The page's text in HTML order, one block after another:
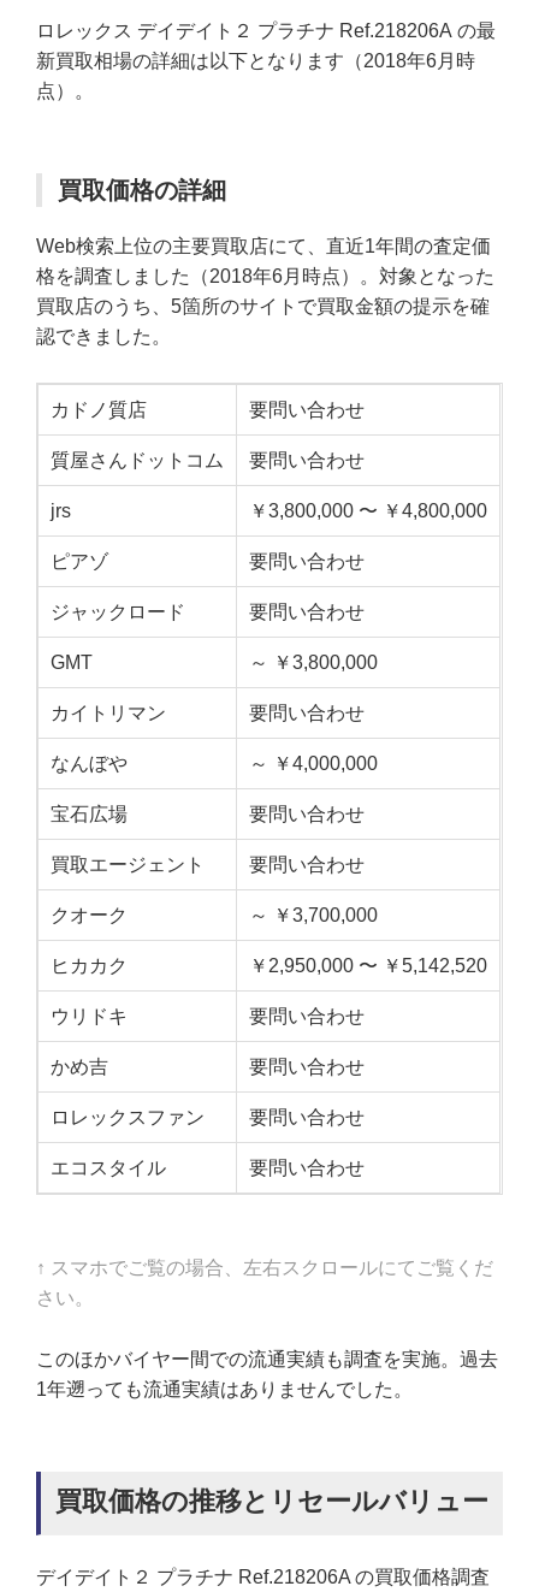
ロレックス デイデイト２ プラチナ Ref.218206A の最
新買取相場の詳細は以下となります（2018年6月時
点）。
買取価格の詳細
Web検索上位の主要買取店にて、直近1年間の査定価
格を調査しました（2018年6月時点）。対象となった
買取店のうち、5箇所のサイトで買取金額の提示を確
認できました。
カドノ質店 要問い合わせ
質屋さんドットコム 要問い合わせ
jrs ￥3,800,000 〜 ￥4,800,000
ピアゾ 要問い合わせ
ジャックロード 要問い合わせ
GMT ～ ￥3,800,000
カイトリマン 要問い合わせ
なんぼや ～ ￥4,000,000
宝石広場 要問い合わせ
買取エージェント 要問い合わせ
クオーク ～ ￥3,700,000
ヒカカク ￥2,950,000 〜 ￥5,142,520
ウリドキ 要問い合わせ
かめ吉 要問い合わせ
ロレックスファン 要問い合わせ
エコスタイル 要問い合わせ
↑ スマホでご覧の場合、左右スクロールにてご覧くだ
さい。
このほかバイヤー間での流通実績も調査を実施。過去
1年遡っても流通実績はありませんでした。
買取価格の推移とリセールバリュー
デイデイト２ プラチナ Ref.218206A の買取価格調査